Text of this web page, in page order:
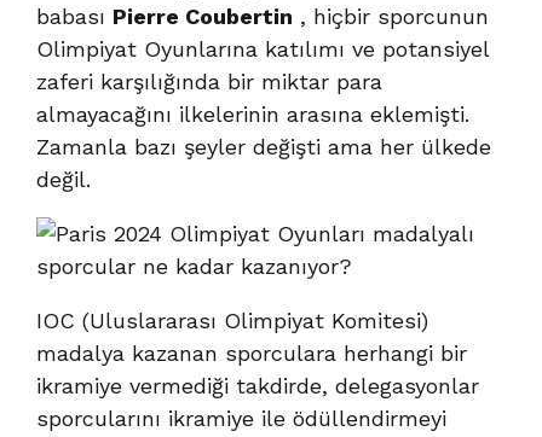
babası Pierre Coubertin , hiçbir sporcunun
Olimpiyat Oyunlarına katılımı ve potansiyel
zaferi karşılığında bir miktar para
almayacağını ilkelerinin arasına eklemişti.
Zamanla bazı şeyler değişti ama her ülkede
değil.
IOC (Uluslararası Olimpiyat Komitesi)
madalya kazanan sporculara herhangi bir
ikramiye vermediği takdirde, delegasyonlar
sporcularını ikramiye ile ödüllendirmeyi